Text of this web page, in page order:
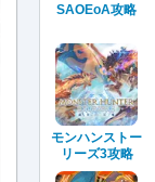
SAOEoA攻略
モンハンストー
リーズ3攻略